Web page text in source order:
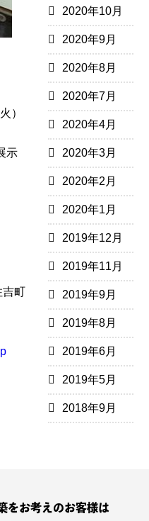
）
示
町
2020年10月
2020年9月
2020年8月
2020年7月
2020年4月
2020年3月
2020年2月
2020年1月
2019年12月
2019年11月
2019年9月
2019年8月
2019年6月
2019年5月
2018年9月
をお考えのお客様は